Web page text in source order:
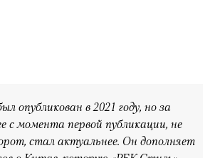
опубликован в 2021 году, но за
с момента первой публикации, не
стал актуальнее. Он дополняет